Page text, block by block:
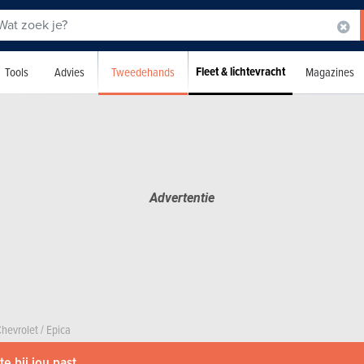
Tools Advies Tweedehands Fleet & lichtevracht Magazines
/Epica